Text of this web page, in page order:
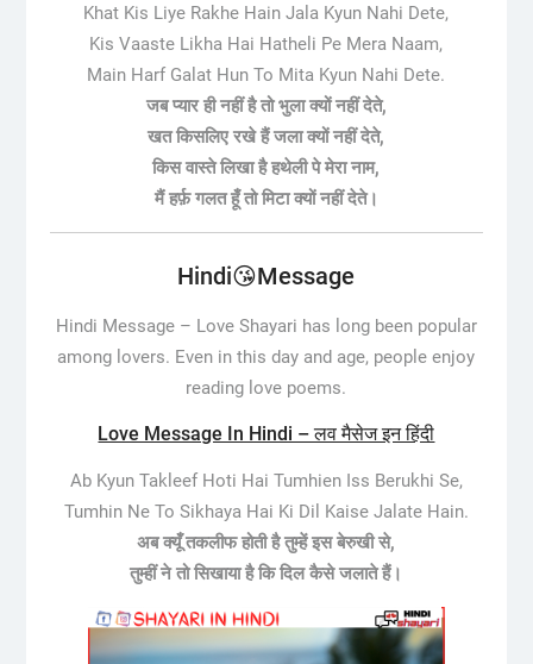
Khat Kis Liye Rakhe Hain Jala Kyun Nahi Dete,
Kis Vaaste Likha Hai Hatheli Pe Mera Naam,
Main Harf Galat Hun To Mita Kyun Nahi Dete.
जब प्यार ही नहीं है तो भुला क्यों नहीं देते,
खत किसलिए रखे हैं जला क्यों नहीं देते,
किस वास्ते लिखा है हथेली पे मेरा नाम,
मैं हर्फ़ गलत हूँ तो मिटा क्यों नहीं देते।
Hindi😘Message
Hindi Message – Love Shayari has long been popular
among lovers. Even in this day and age, people enjoy
reading love poems.
Love Message In Hindi – लव मैसेज इन हिंदी
Ab Kyun Takleef Hoti Hai Tumhien Iss Berukhi Se,
Tumhin Ne To Sikhaya Hai Ki Dil Kaise Jalate Hain.
अब क्यूँ तकलीफ होती है तुम्हें इस बेरुखी से,
तुम्हीं ने तो सिखाया है कि दिल कैसे जलाते हैं।